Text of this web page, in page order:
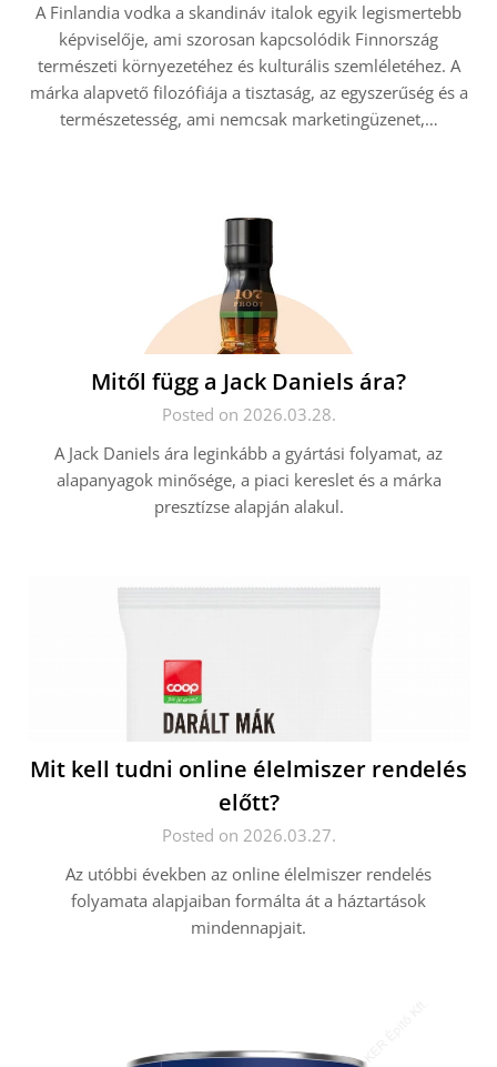
A Finlandia vodka a skandináv italok egyik legismertebb
képviselője, ami szorosan kapcsolódik Finnország
természeti környezetéhez és kulturális szemléletéhez. A
márka alapvető filozófiája a tisztaság, az egyszerűség és a
természetesség, ami nemcsak marketingüzenet,…
Mitől függ a Jack Daniels ára?
Posted on 2026.03.28.
A Jack Daniels ára leginkább a gyártási folyamat, az
alapanyagok minősége, a piaci kereslet és a márka
presztízse alapján alakul.
Mit kell tudni online élelmiszer rendelés
előtt?
Posted on 2026.03.27.
Az utóbbi években az online élelmiszer rendelés
folyamata alapjaiban formálta át a háztartások
mindennapjait.